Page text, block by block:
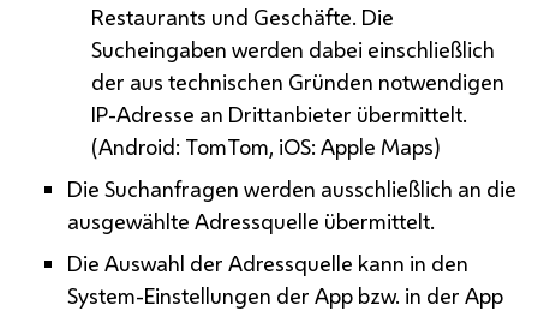
Restaurants und Geschäfte. Die
Sucheingaben werden dabei einschließlich
der aus technischen Gründen notwendigen
IP-Adresse an Drittanbieter übermittelt.
(Android: TomTom, iOS: Apple Maps)
Die Suchanfragen werden ausschließlich an die
ausgewählte Adressquelle übermittelt.
Die Auswahl der Adressquelle kann in den
System-Einstellungen der App bzw. in der App